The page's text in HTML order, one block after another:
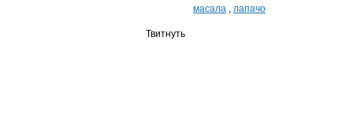
масала , лапачо
Твитнуть